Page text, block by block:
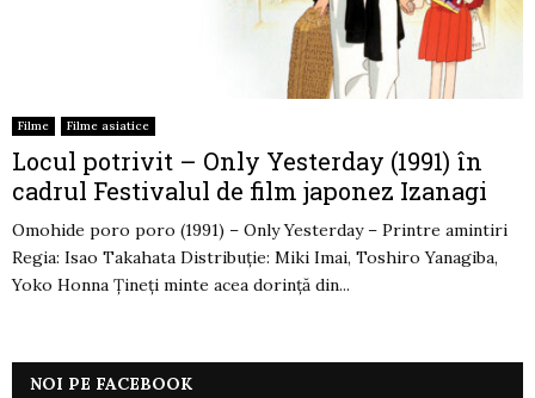
Filme Filme asiatice
Locul potrivit – Only Yesterday (1991) în
cadrul Festivalul de film japonez Izanagi
Omohide poro poro (1991) – Only Yesterday – Printre amintiri
Regia: Isao Takahata Distribuție: Miki Imai, Toshiro Yanagiba,
Yoko Honna Țineți minte acea dorință din...
NOI PE FACEBOOK